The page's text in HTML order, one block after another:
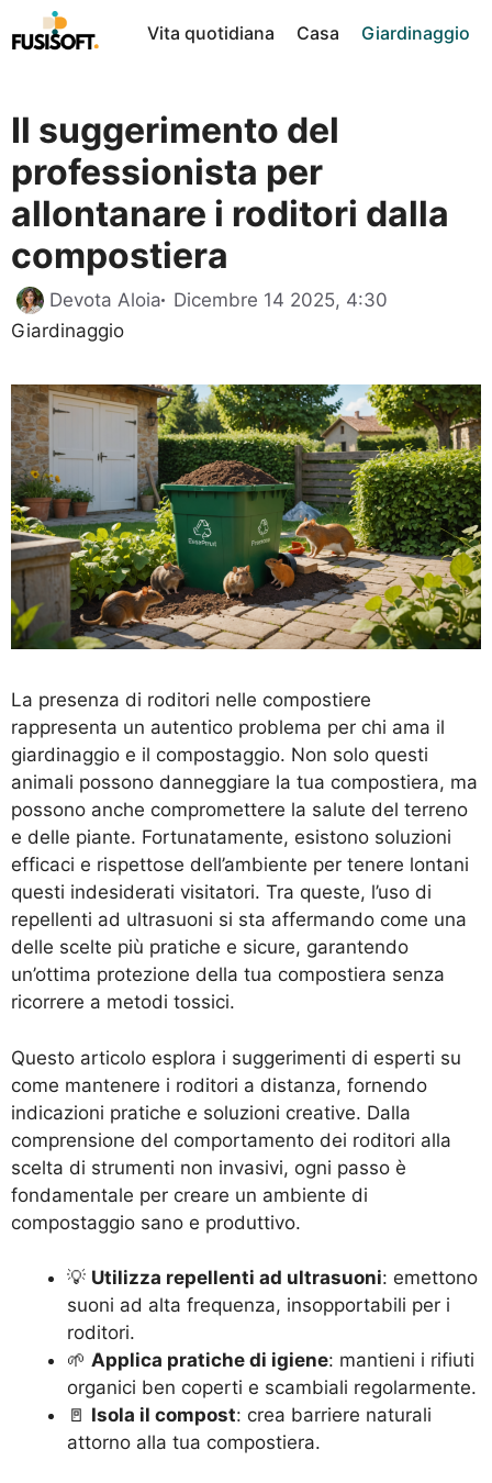
al
Vita quotidiana Casa Giardinaggio
Il suggerimento del
professionista per
allontanare i roditori dalla
compostiera
Devota Aloia Dicembre 14 2025, 4:30
Giardinaggio
La presenza di roditori nelle compostiere
rappresenta un autentico problema per chi ama il
giardinaggio e il compostaggio. Non solo questi
animali possono danneggiare la tua compostiera, ma
possono anche compromettere la salute del terreno
e delle piante. Fortunatamente, esistono soluzioni
efficaci e rispettose dell’ambiente per tenere lontani
questi indesiderati visitatori. Tra queste, l’uso di
repellenti ad ultrasuoni si sta affermando come una
delle scelte più pratiche e sicure, garantendo
un’ottima protezione della tua compostiera senza
ricorrere a metodi tossici.
Questo articolo esplora i suggerimenti di esperti su
come mantenere i roditori a distanza, fornendo
indicazioni pratiche e soluzioni creative. Dalla
comprensione del comportamento dei roditori alla
scelta di strumenti non invasivi, ogni passo è
fondamentale per creare un ambiente di
compostaggio sano e produttivo.
💡 Utilizza repellenti ad ultrasuoni: emettono
suoni ad alta frequenza, insopportabili per i
roditori.
🌱 Applica pratiche di igiene: mantieni i rifiuti
organici ben coperti e scambiali regolarmente.
🚪 Isola il compost: crea barriere naturali
attorno alla tua compostiera.